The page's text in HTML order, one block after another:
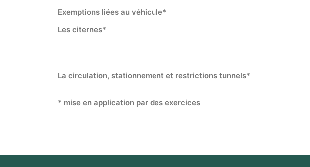
Exemptions liées au véhicule*
Les citernes*
La circulation, stationnement et restrictions tunnels*
* mise en application par des exercices